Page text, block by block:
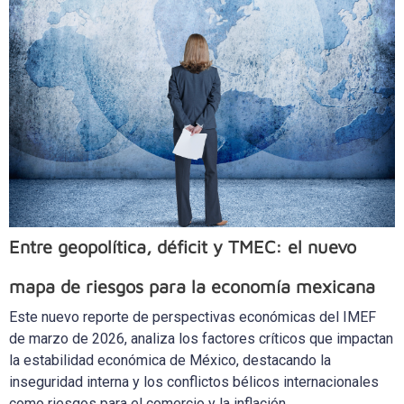
Entre geopolítica, déficit y TMEC: el nuevo
mapa de riesgos para la economía mexicana
Este nuevo reporte de perspectivas económicas del IMEF
de marzo de 2026, analiza los factores críticos que impactan
la estabilidad económica de México, destacando la
inseguridad interna y los conflictos bélicos internacionales